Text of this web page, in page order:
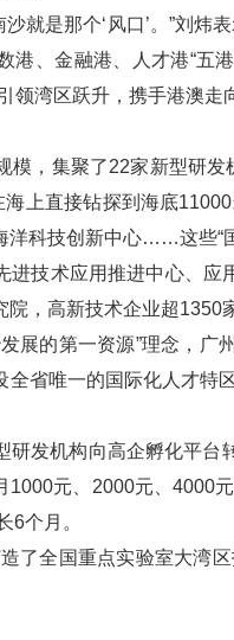
就是那个‘风口’。”刘
港、金融港、人才港“五
领湾区跃升，携手港澳走
模，集聚了22家新型研
海上直接钻探到海底
科技创新中心……这些“
进技术应用推进中心、
，高新技术企业超1350
展的第一资源”理念，
省唯一的国际化人才
发机构向高企孵化平台
1000元、2000元、4000
6个月。
了全国重点实验室大湾